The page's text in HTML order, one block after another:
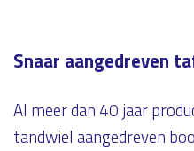
Snaar aangedreven
Al meer dan 40 jaar
tandwiel aangedreven